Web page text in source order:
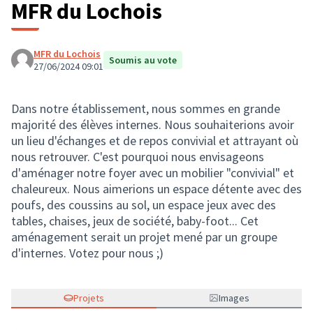
MFR du Lochois
MFR du Lochois
27/06/2024 09:01 Soumis au vote
Dans notre établissement, nous sommes en grande
majorité des élèves internes. Nous souhaiterions avoir
un lieu d'échanges et de repos convivial et attrayant où
nous retrouver. C'est pourquoi nous envisageons
d'aménager notre foyer avec un mobilier "convivial" et
chaleureux. Nous aimerions un espace détente avec des
poufs, des coussins au sol, un espace jeux avec des
tables, chaises, jeux de société, baby-foot... Cet
aménagement serait un projet mené par un groupe
d'internes. Votez pour nous ;)
Projets Images